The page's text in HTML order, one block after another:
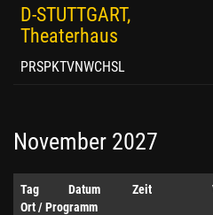
D-STUTTGART,
Theaterhaus
PRSPKTVNWCHSL
November 2027
Tag Datum
Zeit
Ort / Programm